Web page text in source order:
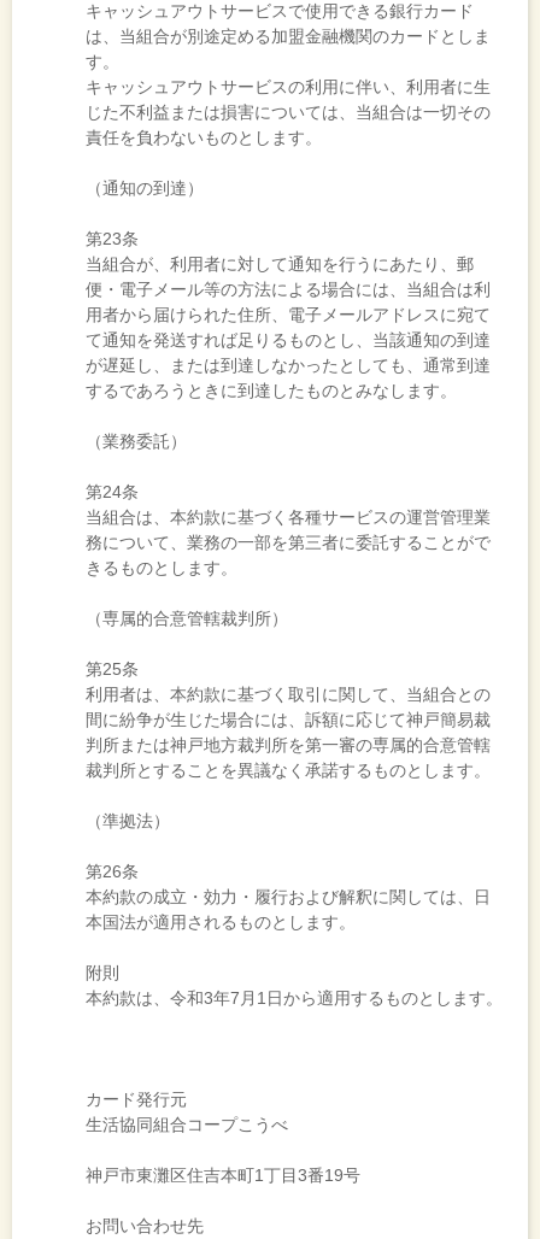
キャッシュアウトサービスで使用できる銀行カード
は、当組合が別途定める加盟金融機関のカードとしま
す。
キャッシュアウトサービスの利用に伴い、利用者に生
じた不利益または損害については、当組合は一切その
責任を負わないものとします。
（通知の到達）
第23条
当組合が、利用者に対して通知を行うにあたり、郵
便・電子メール等の方法による場合には、当組合は利
用者から届けられた住所、電子メールアドレスに宛て
て通知を発送すれば足りるものとし、当該通知の到達
が遅延し、または到達しなかったとしても、通常到達
するであろうときに到達したものとみなします。
（業務委託）
第24条
当組合は、本約款に基づく各種サービスの運営管理業
務について、業務の一部を第三者に委託することがで
きるものとします。
（専属的合意管轄裁判所）
第25条
利用者は、本約款に基づく取引に関して、当組合との
間に紛争が生じた場合には、訴額に応じて神戸簡易裁
判所または神戸地方裁判所を第一審の専属的合意管轄
裁判所とすることを異議なく承諾するものとします。
（準拠法）
第26条
本約款の成立・効力・履行および解釈に関しては、日
本国法が適用されるものとします。
附則
本約款は、令和3年7月1日から適用するものとします。
カード発行元
生活協同組合コープこうべ
神戸市東灘区住吉本町1丁目3番19号
お問い合わせ先